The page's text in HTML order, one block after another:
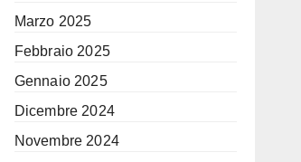
Marzo 2025
Febbraio 2025
Gennaio 2025
Dicembre 2024
Novembre 2024